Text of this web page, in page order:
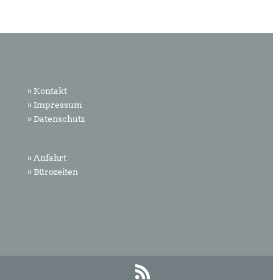
» Kontakt
» Impressum
» Datenschutz
» Anfahrt
» Bürozeiten